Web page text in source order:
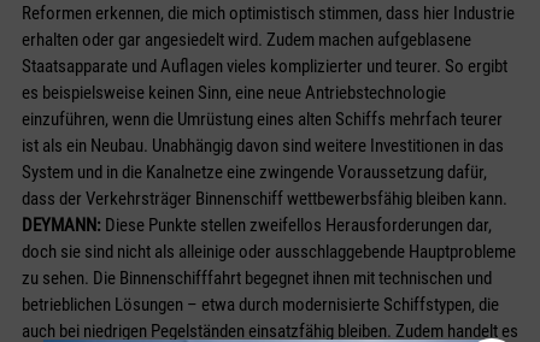
Reformen erkennen, die mich optimistisch stimmen, dass hier Industrie
erhalten oder gar angesiedelt wird. Zudem machen aufgeblasene
Staatsapparate und Auflagen vieles komplizierter und teurer. So ergibt
es beispielsweise keinen Sinn, eine neue Antriebstechnologie
einzuführen, wenn die Umrüstung eines alten Schiffs mehrfach teurer
ist als ein Neubau. Unabhängig davon sind weitere Investitionen in das
System und in die Kanalnetze eine zwingende Voraussetzung dafür,
dass der Verkehrsträger Binnenschiff wettbewerbsfähig bleiben kann.
DEYMANN: Diese Punkte stellen zweifellos Herausforderungen dar,
doch sie sind nicht als alleinige oder ausschlaggebende Hauptprobleme
zu sehen. Die Binnenschifffahrt begegnet ihnen mit technischen und
betrieblichen Lösungen – etwa durch modernisierte Schiffstypen, die
auch bei niedrigen Pegelständen einsatzfähig bleiben. Zudem handelt es